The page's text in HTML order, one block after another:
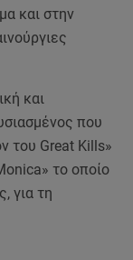
και στην
και
που
του Great Kills»
το οποίο
για τη